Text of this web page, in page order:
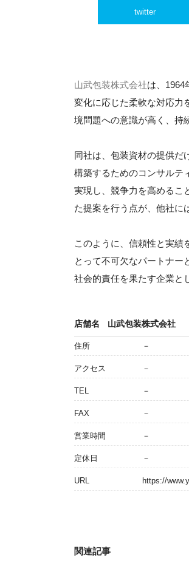
twitter
山武包装株式会社は、1964
変化に応じた柔軟な対応力
境問題への意識が高く、持
同社は、包装資材の提供だ
構築するためのコンサルテ
実現し、競争力を高めるこ
た提案を行う点が、他社に
このように、信頼性と実績
とって不可欠なパートナー
社会的責任を果たす企業と
店舗名 山武包装株式会社
住所 －
アクセス －
TEL －
FAX －
営業時間 －
定休日 －
URL https://
関連記事